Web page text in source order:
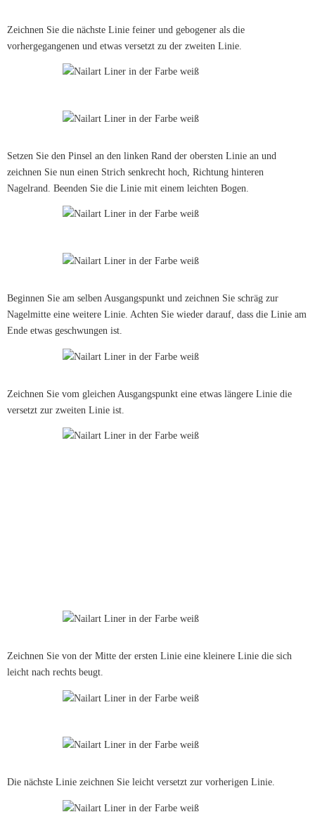
Zeichnen Sie die nächste Linie feiner und gebogener als die
vorhergegangenen und etwas versetzt zu der zweiten Linie.
Setzen Sie den Pinsel an den linken Rand der obersten Linie an und
zeichnen Sie nun einen Strich senkrecht hoch, Richtung hinteren
Nagelrand. Beenden Sie die Linie mit einem leichten Bogen.
Beginnen Sie am selben Ausgangspunkt und zeichnen Sie schräg zur
Nagelmitte eine weitere Linie. Achten Sie wieder darauf, dass die Linie am
Ende etwas geschwungen ist.
Zeichnen Sie vom gleichen Ausgangspunkt eine etwas längere Linie die
versetzt zur zweiten Linie ist.
Zeichnen Sie von der Mitte der ersten Linie eine kleinere Linie die sich
leicht nach rechts beugt.
Die nächste Linie zeichnen Sie leicht versetzt zur vorherigen Linie.